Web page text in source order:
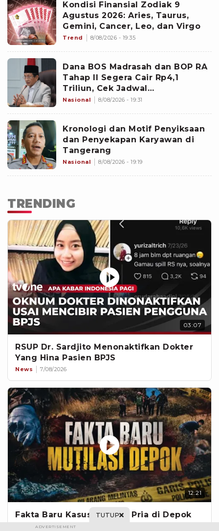
Kondisi Finansial Zodiak 9
Agustus 2026: Aries, Taurus,
Gemini, Cancer, Leo, dan Virgo
Trend 8/08/2026 - 19:35
Dana BOS Madrasah dan BOP RA
Tahap II Segera Cair Rp4,1
Triliun, Cek Jadwal
Pengajuannya
Nasional 8/08/2026 - 19:31
Kronologi dan Motif Penyiksaan
dan Penyekapan Karyawan di
Tangerang
Nasional 8/08/2026 - 19:19
TRENDING
03:07
RSUP Dr. Sardjito Menonaktifkan Dokter
Yang Hina Pasien BPJS
News 7/08/2026
12:21
Fakta Baru Kasus Mutilasi Pria di Depok
7/08/2026
TUTUP
ADVERTISEMENT